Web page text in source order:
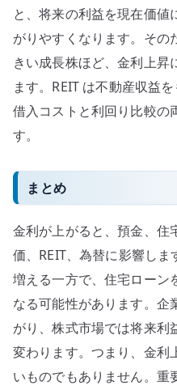
と、将来の利益を現在価
がりやすくなります。その
きい成長株ほど、金利上昇
ます。REIT は不動産収益
借入コストと利回り比較の
す。
まとめ
金利が上がると、預金、住
価、REIT、為替に影響し
増える一方で、住宅ローン
なる可能性があります。企
がり、株式市場では将来利
変わります。つまり、金利
いものでもありません。重